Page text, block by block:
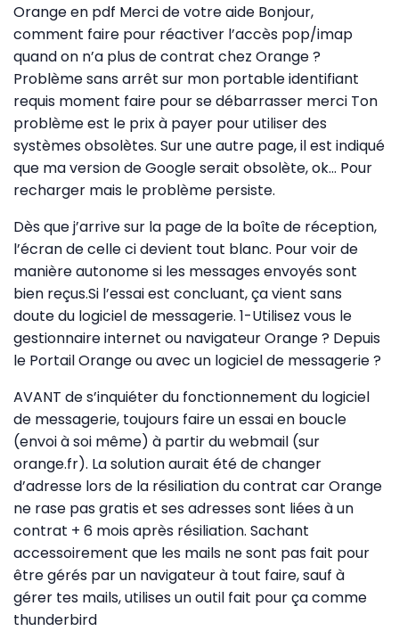
Orange en pdf Merci de votre aide Bonjour,
comment faire pour réactiver l’accès pop/imap
quand on n’a plus de contrat chez Orange ?
Problème sans arrêt sur mon portable identifiant
requis moment faire pour se débarrasser merci Ton
problème est le prix à payer pour utiliser des
systèmes obsolètes. Sur une autre page, il est indiqué
que ma version de Google serait obsolète, ok… Pour
recharger mais le problème persiste.
Dès que j’arrive sur la page de la boîte de réception,
l’écran de celle ci devient tout blanc. Pour voir de
manière autonome si les messages envoyés sont
bien reçus.Si l’essai est concluant, ça vient sans
doute du logiciel de messagerie. 1-Utilisez vous le
gestionnaire internet ou navigateur Orange ? Depuis
le Portail Orange ou avec un logiciel de messagerie ?
AVANT de s’inquiéter du fonctionnement du logiciel
de messagerie, toujours faire un essai en boucle
(envoi à soi même) à partir du webmail (sur
orange.fr). La solution aurait été de changer
d’adresse lors de la résiliation du contrat car Orange
ne rase pas gratis et ses adresses sont liées à un
contrat + 6 mois après résiliation. Sachant
accessoirement que les mails ne sont pas fait pour
être gérés par un navigateur à tout faire, sauf à
gérer tes mails, utilises un outil fait pour ça comme
thunderbird